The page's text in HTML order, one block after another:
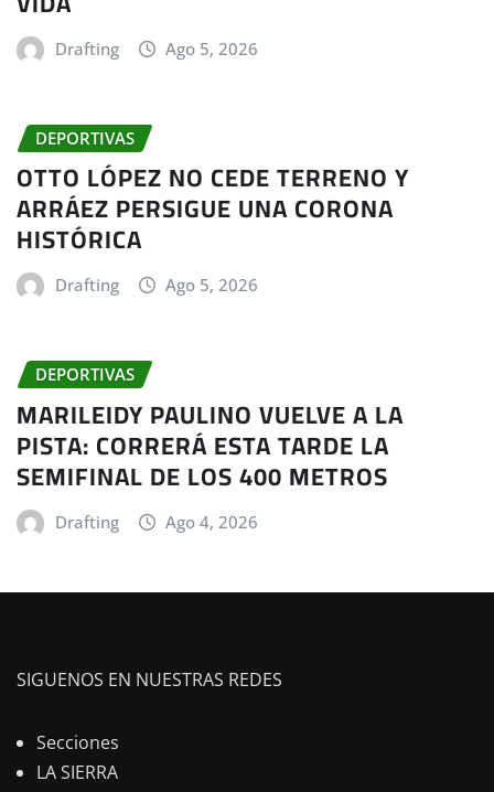
Drafting Ago 5, 2026
DEPORTIVAS
OTTO LÓPEZ NO CEDE TERRENO Y
ARRÁEZ PERSIGUE UNA CORONA
HISTÓRICA
Drafting Ago 5, 2026
DEPORTIVAS
MARILEIDY PAULINO VUELVE A LA
PISTA: CORRERÁ ESTA TARDE LA
SEMIFINAL DE LOS 400 METROS
Drafting Ago 4, 2026
SIGUENOS EN NUESTRAS REDES
Secciones
LA SIERRA